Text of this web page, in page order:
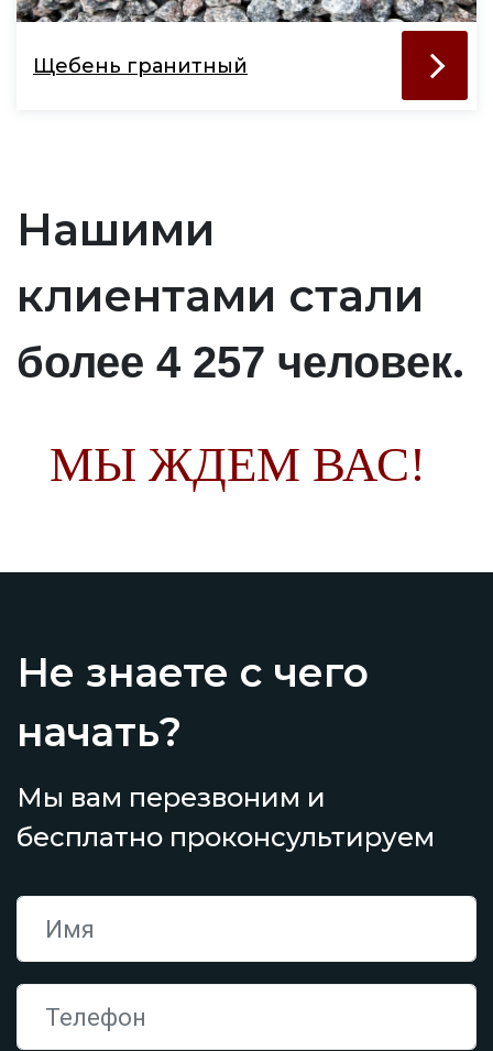
Щебень гранитный
Нашими
клиентами стали
более 4 257 человек.
МЫ ЖДЕМ ВАС!
Не знаете с чего
начать?
Мы вам перезвоним и
бесплатно проконсультируем